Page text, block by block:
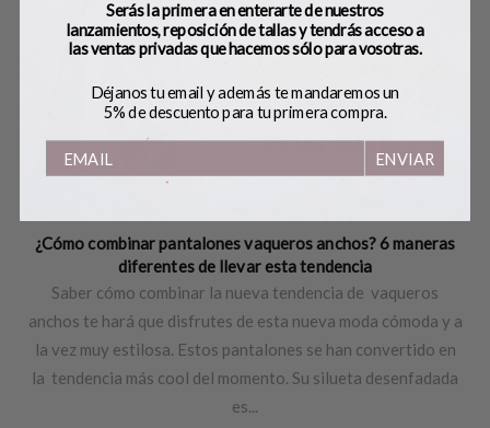
¿Cómo combinar pantalones vaqueros anchos? 6 maneras
diferentes de llevar esta tendencia
Saber cómo combinar la nueva tendencia de vaqueros
anchos te hará que disfrutes de esta nueva moda cómoda y a
la vez muy estilosa. Estos pantalones se han convertido en
la tendencia más cool del momento. Su silueta desenfadada
es...
Serás la primera en enterarte de nuestros
lanzamientos, reposición de tallas y tendrás acceso a
las ventas privadas que hacemos sólo para vosotras.
Déjanos tu email y además te mandaremos un
5% de descuento para tu primera compra.
ENVIAR